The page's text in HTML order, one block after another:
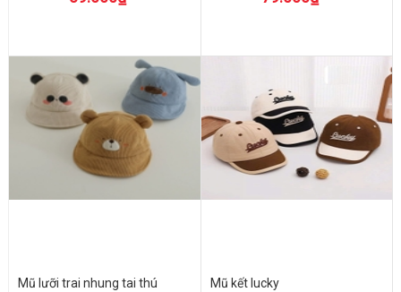
Mũ lưỡi trai nhung tai thú Mũ kết lucky